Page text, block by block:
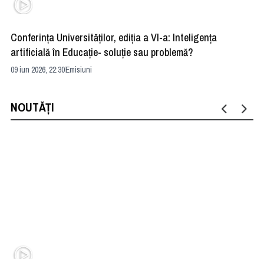
Conferința Universităților, ediția a VI-a: Inteligența
artificială în Educație- soluție sau problemă?
09 iun 2026, 22:30Emisiuni
NOUTĂȚI